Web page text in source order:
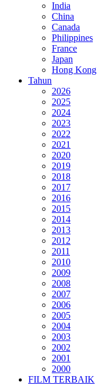
India
China
Canada
Philippines
France
Japan
Hong Kong
Tahun
2026
2025
2024
2023
2022
2021
2020
2019
2018
2017
2016
2015
2014
2013
2012
2011
2010
2009
2008
2007
2006
2005
2004
2003
2002
2001
2000
FILM TERBAIK